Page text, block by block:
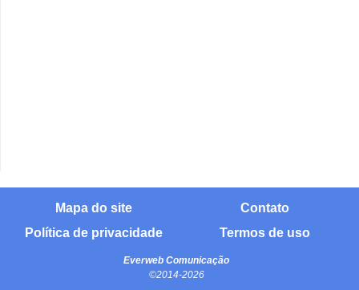
Mapa do site
Contato
Política de privacidade
Termos de uso
Everweb Comunicação
©2014-2026